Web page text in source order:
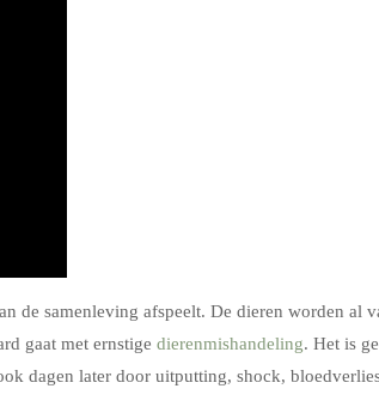
de samenleving afspeelt. De dieren worden al
gaat met ernstige dierenmishandeling. Het is
dagen later door uitputting, shock,